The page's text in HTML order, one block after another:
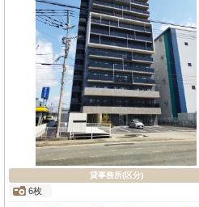
貸事務所(区分)
6枚